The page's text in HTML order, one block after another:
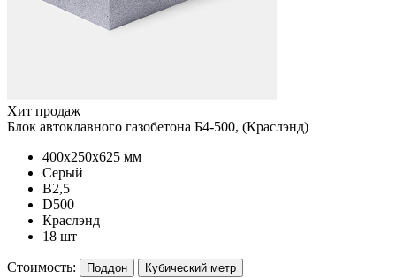
Хит продаж
Блок автоклавного газобетона Б4-500, (Краслэнд)
400x250x625 мм
Серый
B2,5
D500
Краслэнд
18 шт
Стоимость: Поддон Кубический метр